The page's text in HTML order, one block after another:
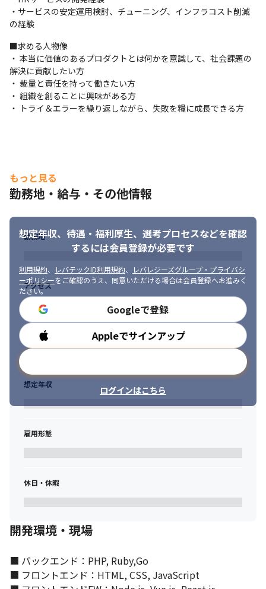
・サービスの安定運用検討、チューニング、インフラコスト削減
の経験
■求める人物像
・ 本当に価値のあるプロダクトとは何かを意識して、社会課題の
解決に貢献したい方
・ 裁量と責任を持って働きたい方
・ 組織を創ることに興味がある方
・ トライ＆エラーを繰り返しながら、失敗を糧に成長できる方
もっと見る
勤務地・給与・その他情報
想定年収、待遇・福利厚生、 選考プロセスなどを確認
するには会員登録が必要です
利用規約、 レバテックID利用規約、
レバレジーズグループ・プライバシ
ーポリシーをご確認のうえ、同意いただける場合は会員登録へお進みく
ださい。
Googleで登録
Appleでサインアップ
ログインはこちら
勤務地
アクセス
勤務時間
想定年収
雇用形態
休日・休暇
開発環境・現場
■ バックエンド：PHP, Ruby,Go
■ フロントエンド：HTML, CSS, JavaScript